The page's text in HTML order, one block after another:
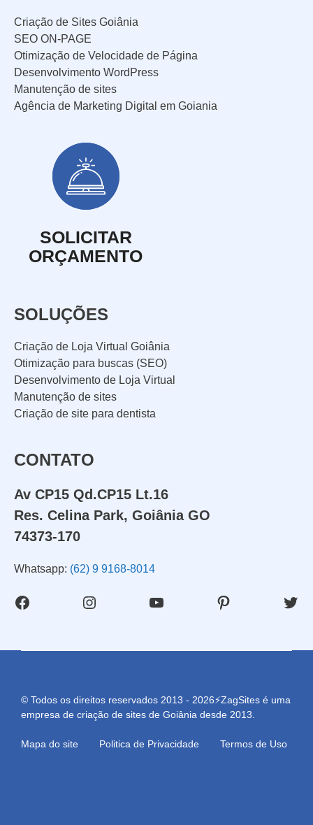
Criação de Sites Goiânia
SEO ON-PAGE
Otimização de Velocidade de Página
Desenvolvimento WordPress
Manutenção de sites
Agência de Marketing Digital em Goiania
SOLICITAR
ORÇAMENTO
SOLUÇÕES
Criação de Loja Virtual Goiânia
Otimização para buscas (SEO)
Desenvolvimento de Loja Virtual
Manutenção de sites
Criação de site para dentista
CONTATO
Av CP15 Qd.CP15 Lt.16
Res. Celina Park, Goiânia GO
74373-170
Whatsapp: (62) 9 9168-8014
FacebookInstagramYoutube Pinterest
© Todos os direitos reservados 2013 - 2026⚡ZagSites é uma
empresa de criação de sites de Goiânia desde 2013.
Mapa do site Politica de Privacidade Termos de Uso